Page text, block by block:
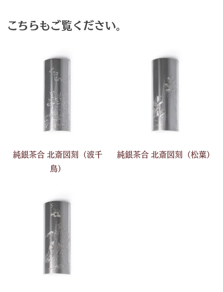
こちらもご覧ください。
純銀茶合 北斎図刻（波千
鳥）
純銀茶合 北斎図刻（松葉）